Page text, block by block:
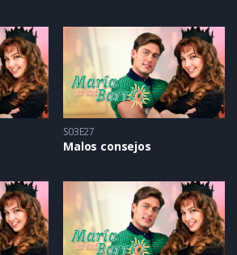
S03E27
Malos consejos